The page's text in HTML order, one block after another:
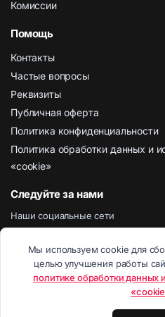
Комиссии
Помощь
Контакты
Частые вопросы
Реквизиты
Публичная оферта
Политика конфиденциальности
Политика обработки данных и
«cookie»
Следуйте за нами
Наши социальные сети
Telegram
Мы используем cookie для
целью улучшения работы
политике обработки данных